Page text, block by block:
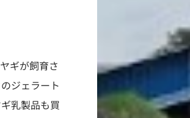
ギが飼育さ
ジェラート
乳製品も買